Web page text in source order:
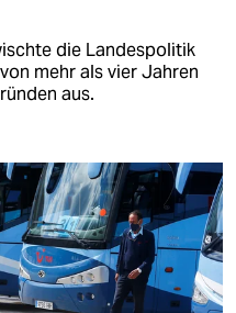
die Landespolitik
mehr als vier Jahren
aus.